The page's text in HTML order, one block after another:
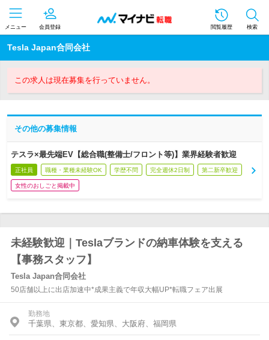
メニュー 会員登録 閲覧履歴 検索
Tesla Japan合同会社
この求人は現在募集を行っていません。
その他の募集情報
テスラ×最先端EV【総合職(整備士/フロント等)】業界経験者歓迎
正社員 職種・業種未経験OK 学歴不問 完全週休2日制 第二新卒歓迎
女性のおしごと掲載中
未経験歓迎｜Teslaブランドの納車体験を支える
【事務スタッフ】
Tesla Japan合同会社
50店舗以上に出店加速中*成果主義で年収大幅UP*転職フェア出展
勤務地
千葉県、東京都、愛知県、大阪府、福岡県